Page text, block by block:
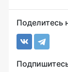
Поделитесь